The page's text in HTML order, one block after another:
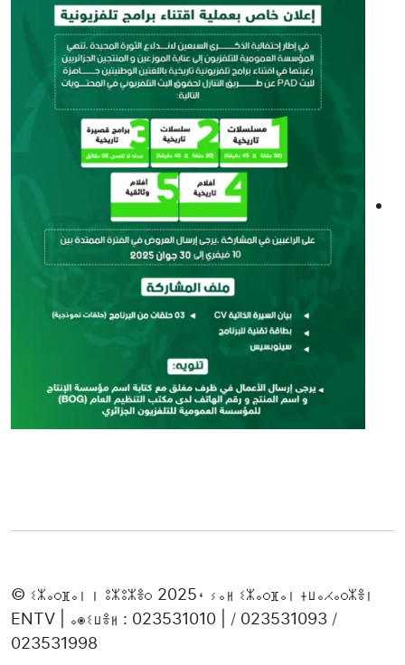
© ⵉⵣⴰⵔⴼⴰⵏ ⵏ ⵓⵣⵓⵣⴻⵔ 2025، ⵢⴰⵍ ⵉⵣⴰⵔⴼⴰⵏ ⵜⵡⴰⵃⴰⵔⵣⴻⵏ
ENTV | ⴰⵙⵉⵡⴻⵍ : 023531010 | / 023531093 /
023531998